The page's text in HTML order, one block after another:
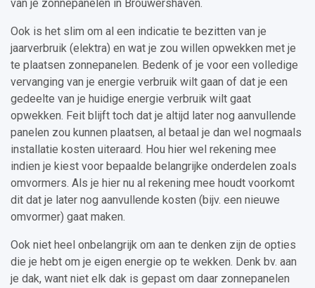
van je zonnepanelen in Brouwershaven.
Ook is het slim om al een indicatie te bezitten van je
jaarverbruik (elektra) en wat je zou willen opwekken met je
te plaatsen zonnepanelen. Bedenk of je voor een volledige
vervanging van je energie verbruik wilt gaan of dat je een
gedeelte van je huidige energie verbruik wilt gaat
opwekken. Feit blijft toch dat je altijd later nog aanvullende
panelen zou kunnen plaatsen, al betaal je dan wel nogmaals
installatie kosten uiteraard. Hou hier wel rekening mee
indien je kiest voor bepaalde belangrijke onderdelen zoals
omvormers. Als je hier nu al rekening mee houdt voorkomt
dit dat je later nog aanvullende kosten (bijv. een nieuwe
omvormer) gaat maken.
Ook niet heel onbelangrijk om aan te denken zijn de opties
die je hebt om je eigen energie op te wekken. Denk bv. aan
je dak, want niet elk dak is gepast om daar zonnepanelen